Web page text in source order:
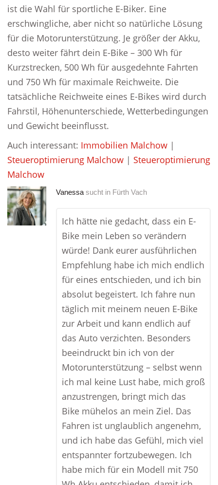
ist die Wahl für sportliche E-Biker. Eine
erschwingliche, aber nicht so natürliche Lösung
für die Motorunterstützung. Je größer der Akku,
desto weiter fährt dein E-Bike – 300 Wh für
Kurzstrecken, 500 Wh für ausgedehnte Fahrten
und 750 Wh für maximale Reichweite. Die
tatsächliche Reichweite eines E-Bikes wird durch
Fahrstil, Höhenunterschiede, Wetterbedingungen
und Gewicht beeinflusst.
Auch interessant: Immobilien Malchow |
Steueroptimierung Malchow | Steueroptimierung
Malchow
Vanessa sucht in Fürth Vach
Ich hätte nie gedacht, dass ein E-
Bike mein Leben so verändern
würde! Dank eurer ausführlichen
Empfehlung habe ich mich endlich
für eines entschieden, und ich bin
absolut begeistert. Ich fahre nun
täglich mit meinem neuen E-Bike
zur Arbeit und kann endlich auf
das Auto verzichten. Besonders
beeindruckt bin ich von der
Motorunterstützung – selbst wenn
ich mal keine Lust habe, mich groß
anzustrengen, bringt mich das
Bike mühelos an mein Ziel. Das
Fahren ist unglaublich angenehm,
und ich habe das Gefühl, mich viel
entspannter fortzubewegen. Ich
habe mich für ein Modell mit 750